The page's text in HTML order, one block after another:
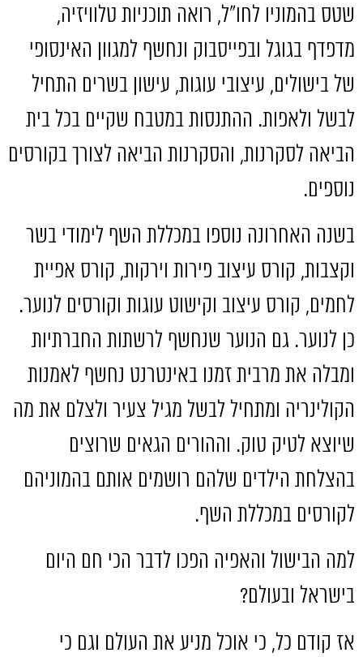
שטס בהמוניו לחו״ל, רואה תוכניות טלוויזיה,
מדפדף בגוגל ובפייסבוק ונחשף למגוון האינסופי
של בישולים, עיצובי עוגות, עישון בשרים התחיל
לבשל ולאפות. ההתנסות במטבח שקיים בכל בית
הביאה לסקרנות, והסקרנות הביאה לצורך בקורסים
נוספים.
בשנה האחרונה נוספו במכללת השף לימודי בשר
וקצבות, קורס עיצוב פירות וירקות, קורס אפיית
לחמים, קורס עיצוב וקישוט עוגות וקורסים לנוער.
כן לנוער. גם הנוער שנחשף לרשתות החברתיות
ומבלה את מרבית זמנו באינטרנט נחשף לאמנות
הקולינריה ומתחיל לבשל מגיל צעיר ולצלם את מה
שיוצא לטיק טוק. וההורים הגאים שרוצים
בהצלחת הילדים שלהם רושמים אותם בהמוניהם
לקורסים במכללת השף.
למה הבישול והאפיה הפכו לדבר הכי חם היום
בישראל ובעולם?
אז קודם כל, כי אוכל מניע את העולם וגם כי